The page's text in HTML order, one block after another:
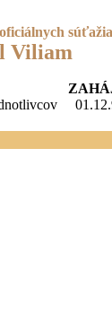
Viliam